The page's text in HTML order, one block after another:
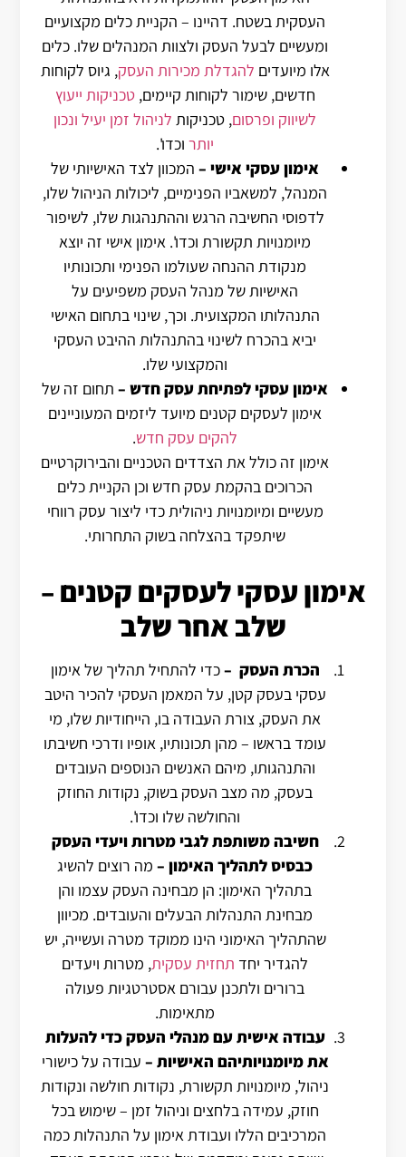
העסקית בשטח. דהיינו – הקניית כלים מקצועיים
ומעשיים לבעל העסק ולצוות המנהלים שלו. כלים
אלו מיועדים להגדלת מכירות העסק, גיוס לקוחות
חדשים, שימור לקוחות קיימים,טכניקות ייעוץ
לשיווק ופרסום, טכניקות לניהול זמן יעיל ונכון
יותר וכדו'.
אימון עסקי אישי – המכוון לצד האישיותי של
המנהל, למשאביו הפנימיים, ליכולות הניהול שלו,
לדפוסי החשיבה הרגש וההתנהגות שלו, לשיפור
מיומנויות תקשורת וכדו'. אימון אישי זה יוצא
מנקודת ההנחה שעולמו הפנימי ותכונותיו
האישיות של מנהל העסק משפיעים על
התנהלותו המקצועית. וכך, שינוי בתחום האישי
יביא בהכרח לשינוי בהתנהלות ההיבט העסקי
והמקצועי שלו.
אימון עסקי לפתיחת עסק חדש – תחום זה של
אימון לעסקים קטנים מיועד ליזמים המעוניינים
להקים עסק חדש.
אימון זה כולל את הצדדים הטכניים והבירוקרטיים
הכרוכים בהקמת עסק חדש וכן הקניית כלים
מעשיים ומיומנויות ניהולית כדי ליצור עסק רווחי
שיתפקד בהצלחה בשוק התחרותי.
אימון עסקי לעסקים קטנים –
שלב אחר שלב
הכרת העסק –כדי להתחיל תהליך של אימון
עסקי בעסק קטן, על המאמן העסקי להכיר היטב
את העסק, צורת העבודה בו, הייחודיות שלו, מי
עומד בראשו – מהן תכונותיו, אופיו ודרכי חשיבתו
והתנהגותו, מיהם האנשים הנוספים העובדים
בעסק, מה מצב העסק בשוק, נקודות החוזק
והחולשה שלו וכדו'.
חשיבה משותפת לגבי מטרות ויעדי העסק
כבסיס לתהליך האימון – מה רוצים להשיג
בתהליך האימון: הן מבחינה העסק עצמו והן
מבחינת התנהלות הבעלים והעובדים. מכיוון
שהתהליך האימוני הינו ממוקד מטרה ועשייה, יש
להגדיר יחד תחזית עסקית, מטרות ויעדים
ברורים ולתכנן עבורם אסטרטגיות פעולה
מתאימות.
עבודה אישית עם מנהלי העסק כדי להעלות
את מיומנויותיהם האישיות – עבודה על כישורי
ניהול, מיומנויות תקשורת, נקודות חולשה ונקודות
חוזק, עמידה בלחצים וניהול זמן – שימוש בכל
המרכיבים הללו ועבודת אימון על התנהלות כמה